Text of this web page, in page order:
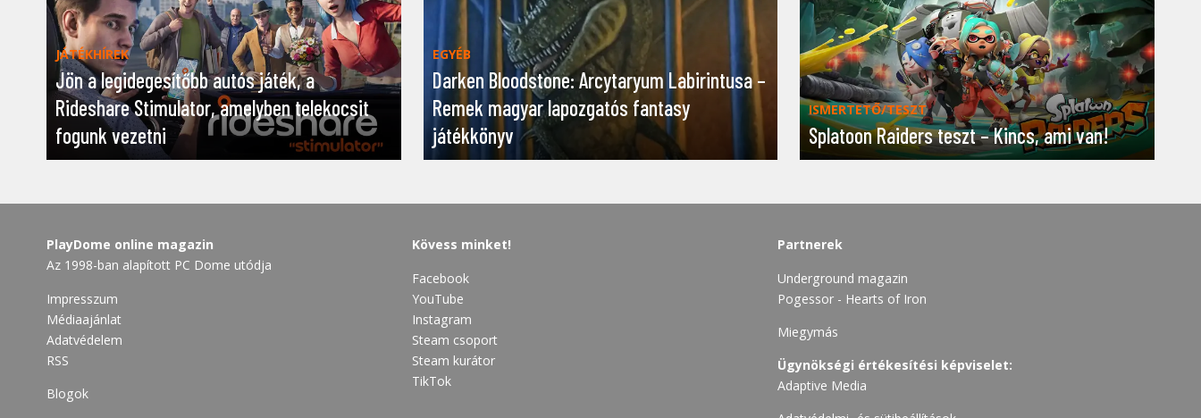
JÁTÉKHÍREK
Jön a legidegesítőbb autós játék, a
Rideshare Stimulator, amelyben telekocsit
fogunk vezetni
EGYÉB
Darken Bloodstone: Arcytaryum Labirintusa –
Remek magyar lapozgatós fantasy
játékkönyv
ISMERTETŐ/TESZT
Splatoon Raiders teszt – Kincs, ami van!
PlayDome online magazin
Az 1998-ban alapított PC Dome utódja
Impresszum
Médiaajánlat
Adatvédelem
RSS
Blogok
Kövess minket!
Facebook
YouTube
Instagram
Steam csoport
Steam kurátor
TikTok
Partnerek
Underground magazin
Pogessor - Hearts of Iron
Miegymás
Ügynökségi értékesítési képviselet:
Adaptive Media